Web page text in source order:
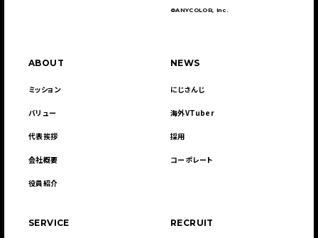
©ANYCOLOR, Inc.
ABOUT
ミッション
バリュー
代表挨拶
会社概要
役員紹介
NEWS
にじさんじ
海外VTuber
採用
コーポレート
SERVICE
RECRUIT